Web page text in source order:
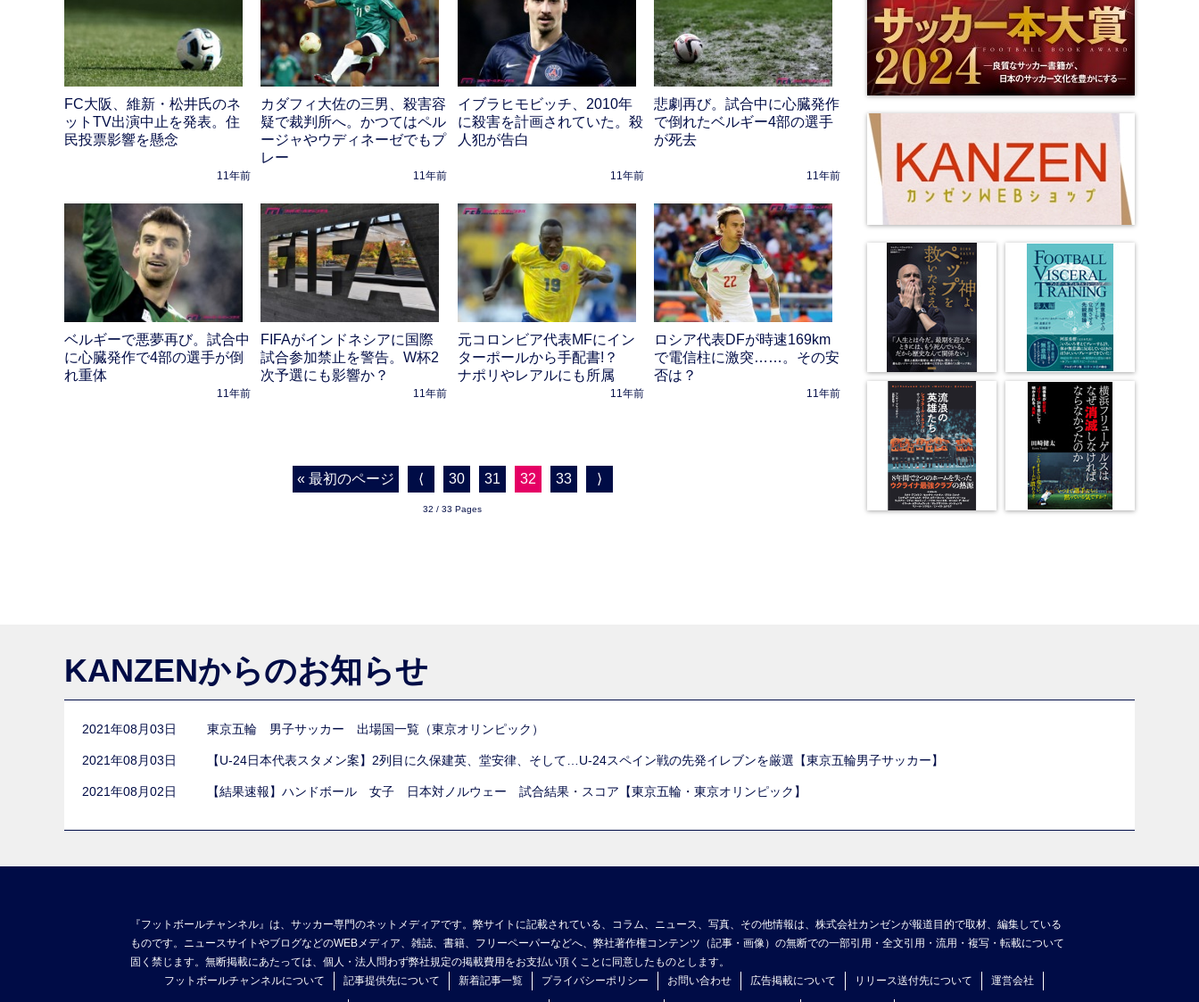
FC大阪、維新・松井氏のネ
ットTV出演中止を発表。住
民投票影響を懸念
11年前
カダフィ大佐の三男、殺害容
疑で裁判所へ。かつてはペル
ージャやウディネーゼでもプ
レー
11年前
イブラヒモビッチ、2010年
に殺害を計画されていた。殺
人犯が告白
11年前
悲劇再び。試合中に心臓発作
で倒れたベルギー4部の選手
が死去
11年前
ベルギーで悪夢再び。試合中
に心臓発作で4部の選手が倒
れ重体
11年前
FIFAがインドネシアに国際
試合参加禁止を警告。W杯2
次予選にも影響か？
11年前
元コロンビア代表MFにイン
ターポールから手配書!？
ナポリやレアルにも所属
11年前
ロシア代表DFが時速169km
で電信柱に激突……。その安
否は？
11年前
« 最初のページ ⟨ 30 31 32 33 ⟩
32 / 33 Pages
KANZENからのお知らせ
2021年08月03日 東京五輪 男子サッカー 出場国一覧（東京オリンピック）
2021年08月03日 【U-24日本代表スタメン案】2列目に久保建英、堂安律、そして…U-24スペイン戦の先発イレブンを厳選【東京五輪男子サッカー】
2021年08月02日 【結果速報】ハンドボール 女子 日本対ノルウェー 試合結果・スコア【東京五輪・東京オリンピック】
『フットボールチャンネル』は、サッカー専門のネットメディアです。弊サイトに記載されている、コラム、ニュース、写真、その他情報は、株式会社カンゼンが報道目的で取材、編集している
ものです。ニュースサイトやブログなどのWEBメディア、雑誌、書籍、フリーペーパーなどへ、弊社著作権コンテンツ（記事・画像）の無断での一部引用・全文引用・流用・複写・転載について
固く禁じます。無断掲載にあたっては、個人・法人問わず弊社規定の掲載費用をお支払い頂くことに同意したものとします。
フットボールチャンネルについて
記事提供先について 新着記事一覧 プライバシーポリシー お問い合わせ 広告掲載について リリース送付先について 運営会社